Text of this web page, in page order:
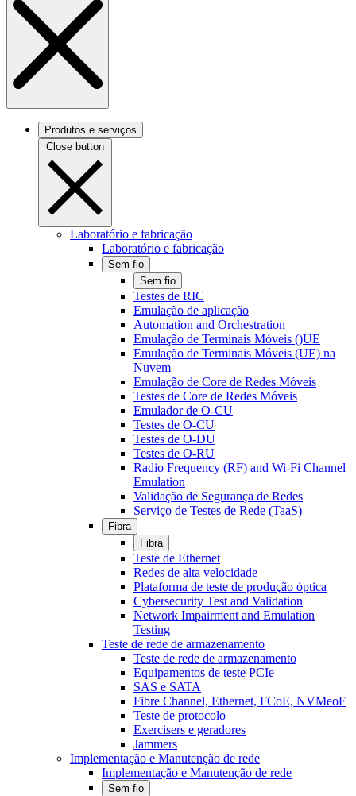
Produtos e serviços
Close button
Laboratório e fabricação
Laboratório e fabricação
Sem fio
Sem fio
Testes de RIC
Emulação de aplicação
Automation and Orchestration
Emulação de Terminais Móveis ()UE
Emulação de Terminais Móveis (UE) na
Nuvem
Emulação de Core de Redes Móveis
Testes de Core de Redes Móveis
Emulador de O-CU
Testes de O-CU
Testes de O-DU
Testes de O-RU
Radio Frequency (RF) and Wi-Fi Channel
Emulation
Validação de Segurança de Redes
Serviço de Testes de Rede (TaaS)
Fibra
Fibra
Teste de Ethernet
Redes de alta velocidade
Plataforma de teste de produção óptica
Cybersecurity Test and Validation
Network Impairment and Emulation
Testing
Teste de rede de armazenamento
Teste de rede de armazenamento
Equipamentos de teste PCIe
SAS e SATA
Fibre Channel, Ethernet, FCoE, NVMeoF
Teste de protocolo
Exercisers e geradores
Jammers
Implementação e Manutenção de rede
Implementação e Manutenção de rede
Sem fio